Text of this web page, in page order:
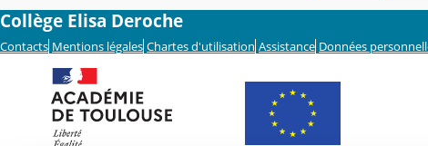
Collège Elisa Deroche
Contacts Mentions légales Chartes d'utilisation Assistance Données